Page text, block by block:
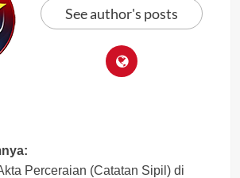
See author's posts
Perceraian (Catatan Sipil) di